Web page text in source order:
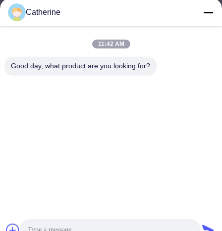
padraic@huayumachine.cn
Catherine
11:42 AM
Good day, what product are you looking for?